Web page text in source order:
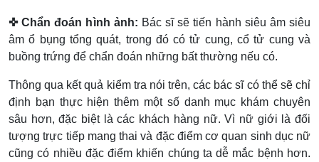
✜ Chẩn đoán hình ảnh: Bác sĩ sẽ tiến hành siêu âm siêu
âm ổ bụng tổng quát, trong đó có tử cung, cổ tử cung và
buồng trứng để chẩn đoán những bất thường nếu có.
Thông qua kết quả kiểm tra nói trên, các bác sĩ có thể sẽ chỉ
định bạn thực hiện thêm một số danh mục khám chuyên
sâu hơn, đặc biệt là các khách hàng nữ. Vì nữ giới là đối
tượng trực tiếp mang thai và đặc điểm cơ quan sinh dục nữ
cũng có nhiều đặc điểm khiến chúng ta dễ mắc bệnh hơn.